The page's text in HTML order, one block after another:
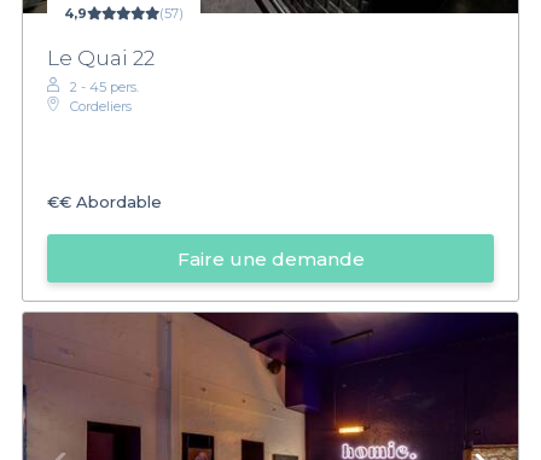
4,9 (57)
Le Quai 22
2 - 45 pers.
Cordeliers
€€ Abordable
Faire une demande